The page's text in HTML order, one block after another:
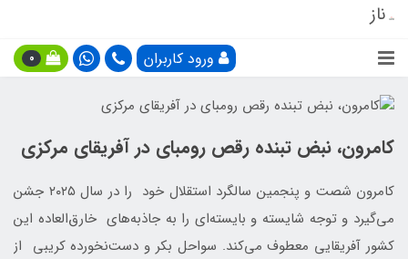
ناز
ورود کاربران 0
کامرون، نبض تبنده رقص رومبای در آفریقای مرکزی
کامرون شصت و پنجمین سالگرد استقلال خود را در سال ۲۰۲۵ جشن
می‌گیرد و توجه شایسته و بایسته‌ای را به جاذبه‌های خارق‌العاده این
کشور آفریقایی معطوف می‌کند. سواحل بکر و دست‌نخورده کریبی از